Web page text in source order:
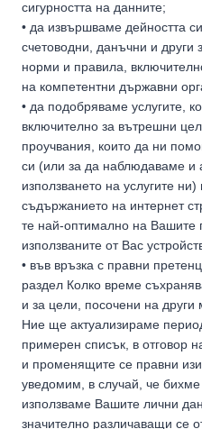
сигурността на данните;
• да извършваме дейността
счетоводни, данъчни и
норми и правила,
на компетентни държавни
• да подобряваме услугите,
включително за вътрешни
проучвания, които да ни
си (или за да наблюдаваме и
използването на услугите
съдържанието на интернет
те най-оптимално на Вашите
използваните от Вас
• във връзка с правни
раздел Колко време
и за цели, посочени на други
Ние ще актуализираме
примерен списък, в отговор
и променящите се правни
уведомим, в случай, че
използваме Вашите лични
значително различаващи се